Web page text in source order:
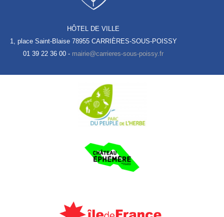
HÔTEL DE VILLE
1, place Saint-Blaise 78955 CARRIÈRES-SOUS-POISSY
01 39 22 36 00 -